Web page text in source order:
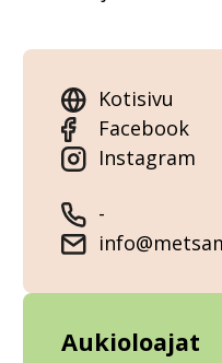
Kotisivu
Facebook
Instagram
-
Aukioloajat